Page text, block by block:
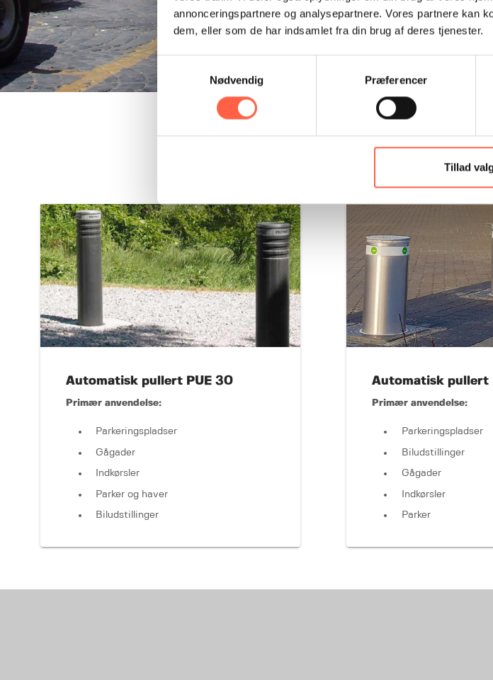
annonceringspartnere og analysepartnere. Vores partnere kan
dem, eller som de har indsamlet fra din brug af deres tjenester.
Samtykkevalg
Nødvendig
Præferencer
Tillad
Vi
Automatisk pullert PUE 30
Primær anvendelse:
Parkeringspladser
Gågader
Indkørsler
Parker og haver
Biludstillinger
Automatisk pullert
Primær anvendelse:
Parkeringspladser
Biludstillinger
Gågader
Indkørsler
Parker